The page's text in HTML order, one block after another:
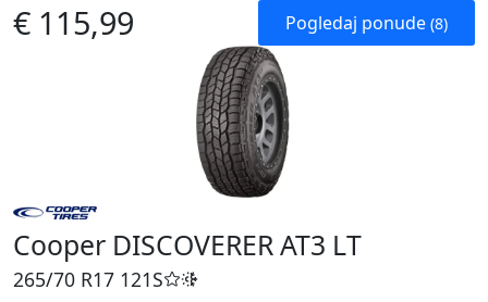
€ 115,99 Pogledaj ponude (8)
Cooper DISCOVERER AT3 LT
265/70 R17 121S